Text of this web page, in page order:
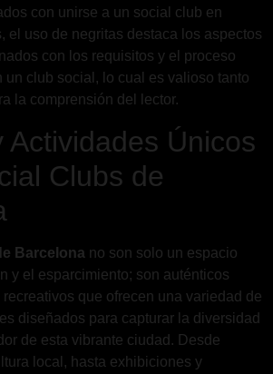
con unirse a un social club en
el uso de negritas destaca los aspectos
con los requisitos y el proceso
un club social, lo cual es valioso tanto
la comprensión del lector.
Actividades Únicos
Clubs de
Barcelona no son solo un espacio
y el esparcimiento; son auténticos
que ofrecen una variedad de
diseñados para capturar la diversidad
de esta vibrante ciudad. Desde
local, hasta exhibiciones y